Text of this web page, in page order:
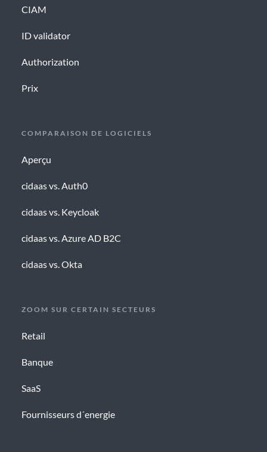
CIAM
ID validator
Authorization
Prix
COMPARAISON DE LOGICIELS
Aperçu
cidaas vs. Auth0
cidaas vs. Keycloak
cidaas vs. Azure AD B2C
cidaas vs. Okta
ZOOM SUR CERTAIN SECTEURS
Retail
Banque
SaaS
Fournisseurs d´energie